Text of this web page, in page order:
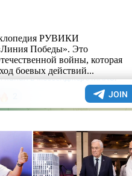
РУВИКИ
Победы». Это
войны, которая
боевых действий...